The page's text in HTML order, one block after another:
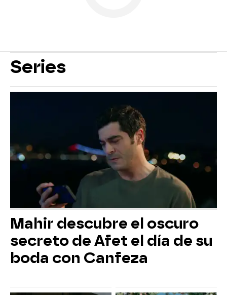
Series
Mahir descubre el oscuro
secreto de Afet el día de su
boda con Canfeza